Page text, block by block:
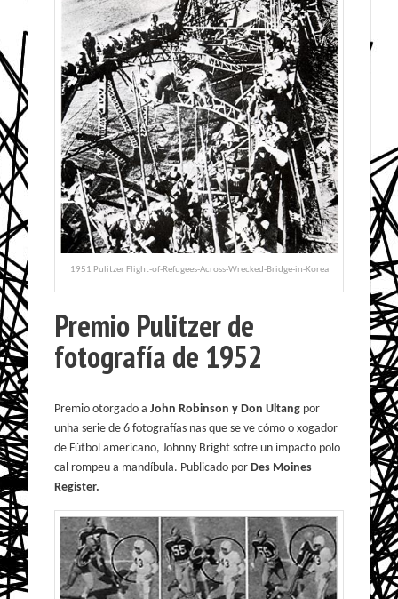
1951 Pulitzer Flight-of-Refugees-Across-Wrecked-Bridge-in-Korea
Premio Pulitzer de
fotografía de 1952
Premio otorgado aJohn Robinson y Don Ultang por
unha serie de 6 fotografías nas que se ve cómo o xogador
de Fútbol americano, Johnny Bright sofre un impacto polo
cal rompeu a mandíbula. Publicado porDes Moines
Register.